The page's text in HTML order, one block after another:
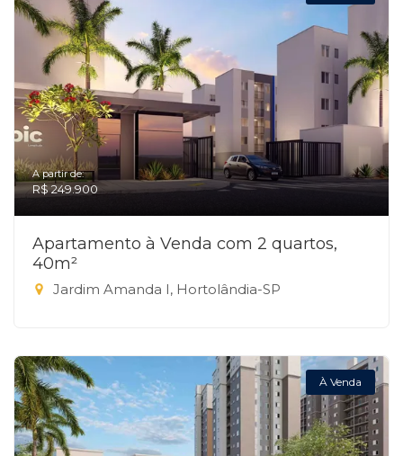
A partir de:
R$ 249.900
Apartamento à Venda com 2 quartos,
40m²
Jardim Amanda I, Hortolândia-SP
À Venda